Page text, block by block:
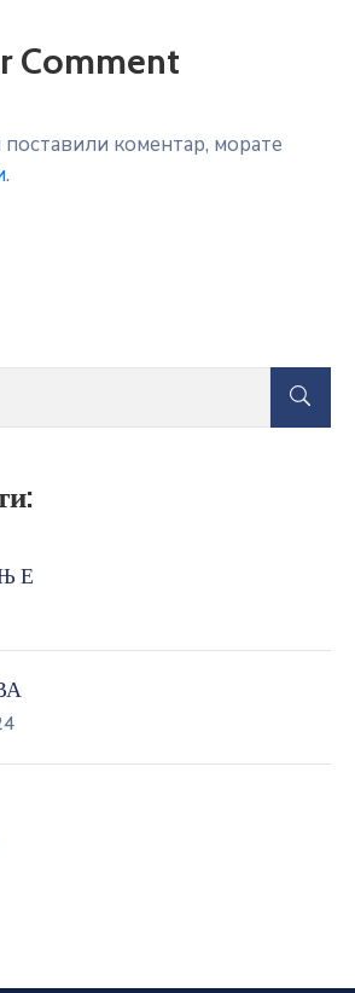
Comment
коментар, морате
.
Е